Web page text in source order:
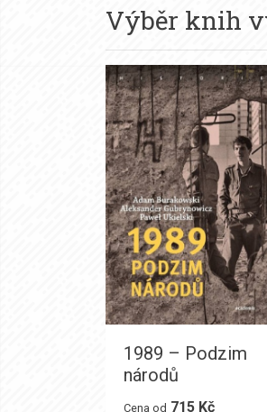
Výběr knih
1989 – Podzim
národů
Cena od 715 Kč